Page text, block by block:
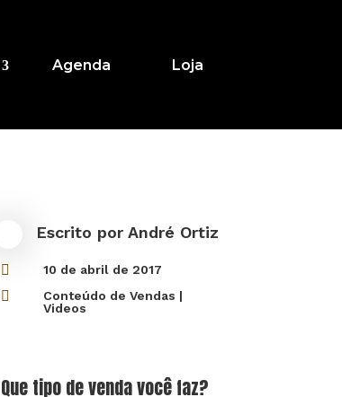
Agenda Loja
Escrito porAndré Ortiz
 10 de abril de 2017
 Conteúdo de Vendas |
Videos
Que tipo de venda você faz?